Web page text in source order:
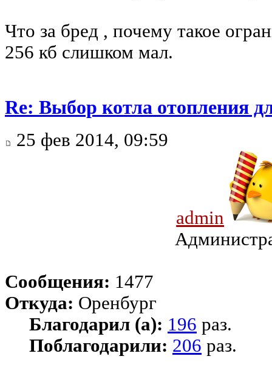
Что за бред , почему такое
256 кб слишком мал.
Re: Выбор котла отопления
25 фев 2014, 09:59
admin
Сообщения: 1477
Откуда: Оренбург
Благодарил (а): 196 раз.
Поблагодарили: 206 раз.